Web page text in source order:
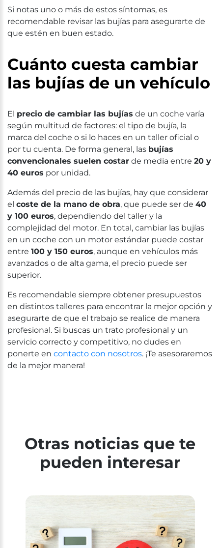
Si notas uno o más de estos síntomas, es
recomendable revisar las bujías para asegurarte de
que estén en buen estado.
Cuánto cuesta cambiar
las bujías de un vehículo
El precio de cambiar las bujías de un coche varía
según multitud de factores: el tipo de bujía, la
marca del coche o si lo haces en un taller oficial o
por tu cuenta. De forma general, las bujías
convencionales suelen costar de media entre 20 y
40 euros por unidad.
Además del precio de las bujías, hay que considerar
el coste de la mano de obra, que puede ser de 40
y 100 euros, dependiendo del taller y la
complejidad del motor. En total, cambiar las bujías
en un coche con un motor estándar puede costar
entre 100 y 150 euros, aunque en vehículos más
avanzados o de alta gama, el precio puede ser
superior.
Es recomendable siempre obtener presupuestos
en distintos talleres para encontrar la mejor opción y
asegurarte de que el trabajo se realice de manera
profesional. Si buscas un trato profesional y un
servicio correcto y competitivo, no dudes en
ponerte en contacto con nosotros. ¡Te asesoraremos
de la mejor manera!
Otras noticias que te
pueden interesar